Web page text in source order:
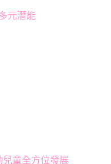
元潛能
童全方位發展